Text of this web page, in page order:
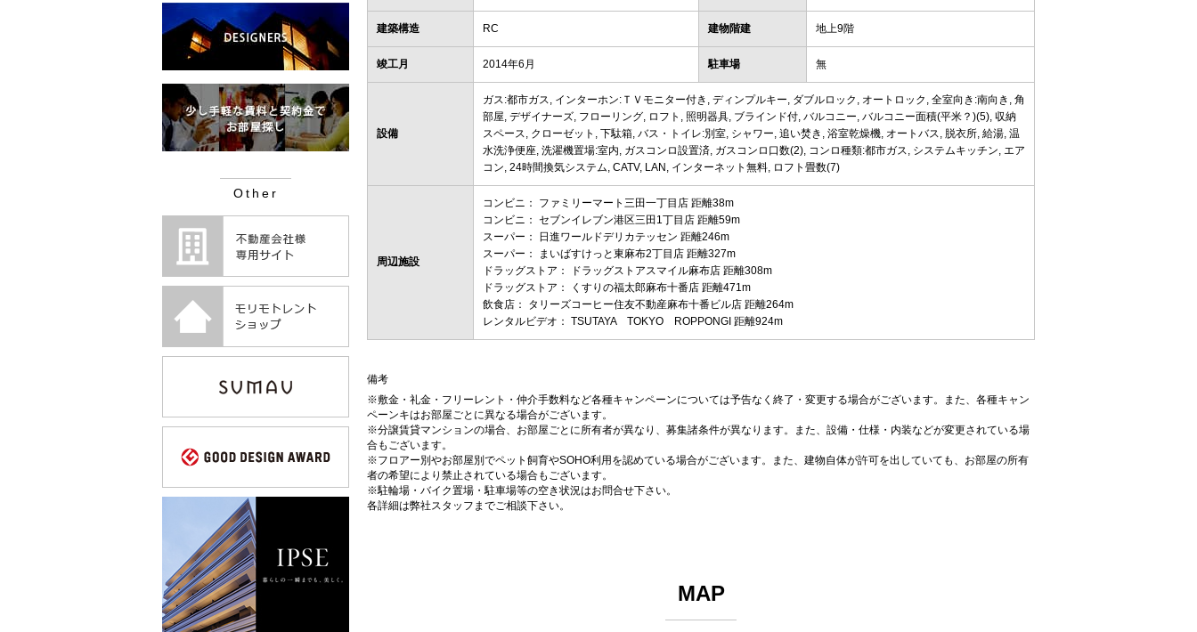
建築構造 RC 建物階建 地上9階
竣工月 2014年6月 駐車場 無
設備
ガス:都市ガス, インターホン:ＴＶモニター付き, ディンプルキー, ダブルロック, オートロック, 全室向き:南向き, 角
部屋, デザイナーズ, フローリング, ロフト, 照明器具, ブラインド付, バルコニー, バルコニー面積(平米？)(5), 収納
スペース, クローゼット, 下駄箱, バス・トイレ:別室, シャワー, 追い焚き, 浴室乾燥機, オートバス, 脱衣所, 給湯, 温
水洗浄便座, 洗濯機置場:室内, ガスコンロ設置済, ガスコンロ口数(2), コンロ種類:都市ガス, システムキッチン, エア
コン, 24時間換気システム, CATV, LAN, インターネット無料, ロフト畳数(7)
周辺施設
コンビニ： ファミリーマート三田一丁目店 距離38m
コンビニ： セブンイレブン港区三田1丁目店 距離59m
スーパー： 日進ワールドデリカテッセン 距離246m
スーパー： まいばすけっと東麻布2丁目店 距離327m
ドラッグストア： ドラッグストアスマイル麻布店 距離308m
ドラッグストア： くすりの福太郎麻布十番店 距離471m
飲食店： タリーズコーヒー住友不動産麻布十番ビル店 距離264m
レンタルビデオ： TSUTAYA TOKYO ROPPONGI 距離924m
備考
※敷金・礼金・フリーレント・仲介手数料など各種キャンペーンについては予告なく終了・変更する場合がございます。また、各種キャン
ペーンキはお部屋ごとに異なる場合がございます。
※分譲賃貸マンションの場合、お部屋ごとに所有者が異なり、募集諸条件が異なります。また、設備・仕様・内装などが変更されている場
合もございます。
※フロアー別やお部屋別でペット飼育やSOHO利用を認めている場合がございます。また、建物自体が許可を出していても、お部屋の所有
者の希望により禁止されている場合もございます。
※駐輪場・バイク置場・駐車場等の空き状況はお問合せ下さい。
各詳細は弊社スタッフまでご相談下さい。
MAP
Other